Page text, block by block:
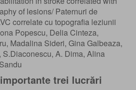
of lesions/ Paternuri de
correlate cu topografia leziunii
Popescu, Delia Cinteza,
Madalina Sideri, Gina Galbeaza,
S.Diaconescu, A. Dima, Alina
trei lucrări